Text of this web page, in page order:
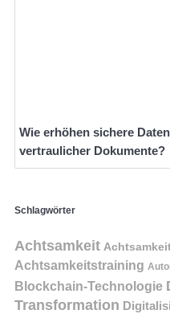
Wie erhöhen sichere
vertraulicher Dokumente?
Schlagwörter
Achtsamkeit
Achtsamkeitstraining
Blockchain-Technologie
Transformation